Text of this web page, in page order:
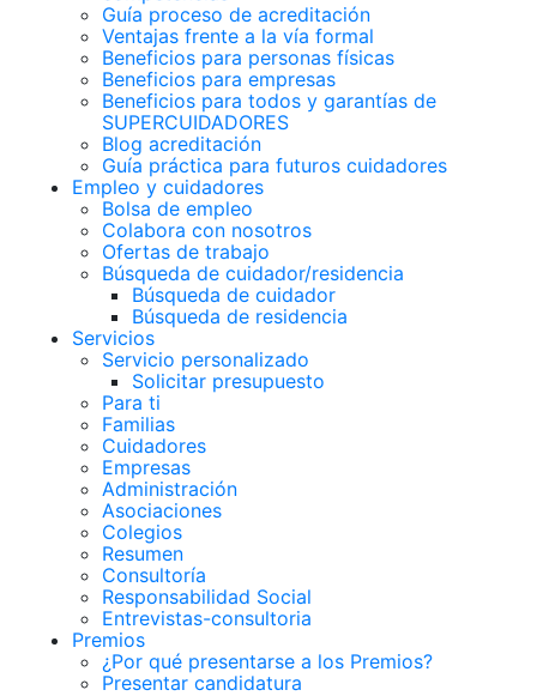
Guía proceso de acreditación
Ventajas frente a la vía formal
Beneficios para personas físicas
Beneficios para empresas
Beneficios para todos y garantías de
SUPERCUIDADORES
Blog acreditación
Guía práctica para futuros cuidadores
Empleo y cuidadores
Bolsa de empleo
Colabora con nosotros
Ofertas de trabajo
Búsqueda de cuidador/residencia
Búsqueda de cuidador
Búsqueda de residencia
Servicios
Servicio personalizado
Solicitar presupuesto
Para ti
Familias
Cuidadores
Empresas
Administración
Asociaciones
Colegios
Resumen
Consultoría
Responsabilidad Social
Entrevistas-consultoria
Premios
¿Por qué presentarse a los Premios?
Presentar candidatura